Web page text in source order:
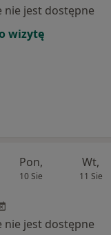
nie jest dostępne
wizytę
Pon,
10 Sie
Wt,
11 Sie
nie jest dostępne